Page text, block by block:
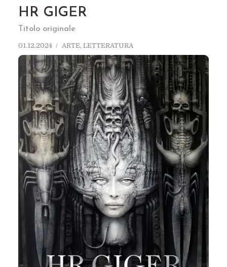
HR GIGER
Titolo originale
01.12.2024 ARTE, LETTERATURA